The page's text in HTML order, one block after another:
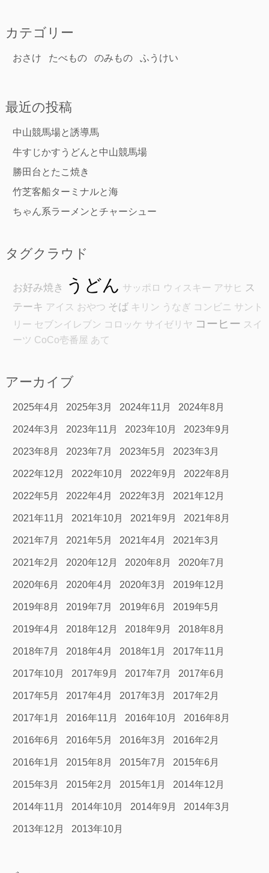
カテゴリー
おさけ たべもの のみもの ふうけい
最近の投稿
中山競馬場と誘導馬
牛すじかすうどんと中山競馬場
勝田台とたこ焼き
竹芝客船ターミナルと海
ちゃん系ラーメンとチャーシュー
タグクラウド
お好み焼き うどん サッポロ ウィスキー アサヒ ス
テーキ アイス おやつ そば キリン うなぎ コンビニ サント
リー セブンイレブン コロッケ サイゼリヤ コーヒー スイ
ーツ CoCo壱番屋 あて
アーカイブ
2025年4月 2025年3月 2024年11月 2024年8月
2024年3月 2023年11月 2023年10月 2023年9月
2023年8月 2023年7月 2023年5月 2023年3月
2022年12月 2022年10月 2022年9月 2022年8月
2022年5月 2022年4月 2022年3月 2021年12月
2021年11月 2021年10月 2021年9月 2021年8月
2021年7月 2021年5月 2021年4月 2021年3月
2021年2月 2020年12月 2020年8月 2020年7月
2020年6月 2020年4月 2020年3月 2019年12月
2019年8月 2019年7月 2019年6月 2019年5月
2019年4月 2018年12月 2018年9月 2018年8月
2018年7月 2018年4月 2018年1月 2017年11月
2017年10月 2017年9月 2017年7月 2017年6月
2017年5月 2017年4月 2017年3月 2017年2月
2017年1月 2016年11月 2016年10月 2016年8月
2016年6月 2016年5月 2016年3月 2016年2月
2016年1月 2015年8月 2015年7月 2015年6月
2015年3月 2015年2月 2015年1月 2014年12月
2014年11月 2014年10月 2014年9月 2014年3月
2013年12月 2013年10月